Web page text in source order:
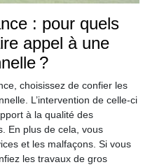
: pour quels
appel à une
?
choisissez de confier les
L’intervention de celle-ci
à la qualité des
En plus de cela, vous
et les malfaçons. Si vous
les travaux de gros